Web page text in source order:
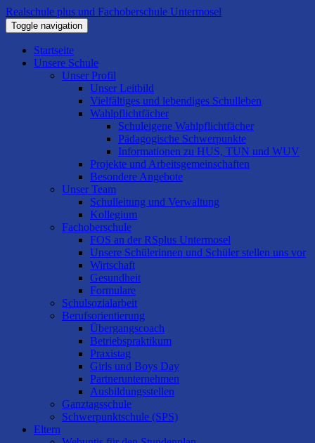
Realschule plus und Fachoberschule Untermosel
Toggle navigation
Startseite
Unsere Schule
Unser Profil
Unser Leitbild
Vielfältiges und lebendiges Schulleben
Wahlpflichtfächer
Schuleigene Wahlpflichtfächer
Pädagogische Schwerpunkte
Informationen zu HUS, TUN und WUV
Projekte und Arbeitsgemeinschaften
Besondere Angebote
Unser Team
Schulleitung und Verwaltung
Kollegium
Fachoberschule
FOS an der RSplus Untermosel
Unsere Schülerinnen und Schüler stellen uns vor
Wirtschaft
Gesundheit
Formulare
Schulsozialarbeit
Berufsorientierung
Übergangscoach
Betriebspraktikum
Praxistag
Girls und Boys Day
Partnerunternehmen
Ausbildungsstellen
Ganztagsschule
Schwerpunktschule (SPS)
Eltern